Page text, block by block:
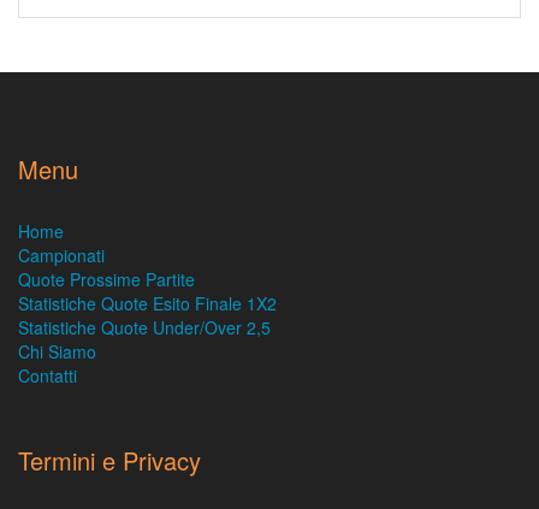
Menu
Home
Campionati
Quote Prossime Partite
Statistiche Quote Esito Finale 1X2
Statistiche Quote Under/Over 2,5
Chi Siamo
Contatti
Termini e Privacy